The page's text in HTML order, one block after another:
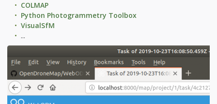
COLMAP
Python Photogrammetry Toolbox
VisualSfM
...